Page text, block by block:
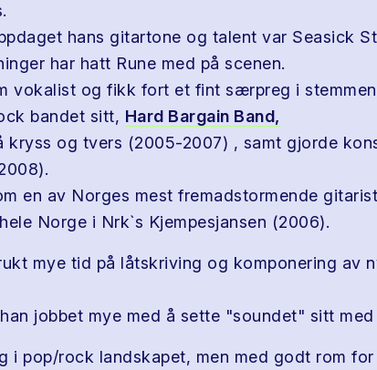
hans gitartone og talent var Seasick
har hatt Rune med på scenen.
vokalist og fikk fort et fint særpreg i
bandet sitt, Hard Bargain Band,
kryss og tvers (2005-2007) , samt gjorde
en av Norges mest fremadstormende
Norge i Nrk`s Kjempesjansen (2006).
mye tid på låtskriving og komponering av
jobbet mye med å sette "soundet" sitt med
i pop/rock landskapet, men med godt rom for